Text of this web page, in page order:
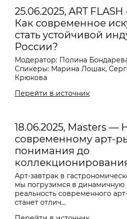
25.06.2025, ART
Как современное
стать устойчивой
России?
Модератор: Полина
Спикеры: Марина Лошак,
Крюкова
Перейти в источник
18.06.2025, Masters —
современному арт-
понимания до
Арт-завтрак в
мы погрузимся в динамичную
реальность современного
станет отлич...